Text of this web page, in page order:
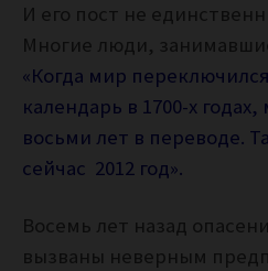
И его пост не
Многие люди,
«Когда мир
календарь в 1700-х
восьми лет в переводе.
сейчас 2012 год».
Восемь лет назад
вызваны неверным